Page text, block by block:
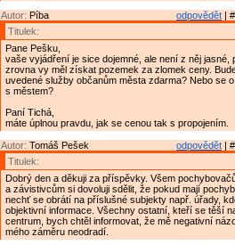
odpovědět |
Autor: Píba
Titulek:
Pane Pešku,
vaše vyjádření je sice dojemné, ale není z něj jasné,
zrovna vy měl získat pozemek za zlomek ceny.
uvedené služby občanům města zdarma? Nebo se
s městem?
Paní Tichá,
máte úplnou pravdu, jak se cenou tak s propojením.
odpovědět |
Autor: Tomáš Pešek
Titulek:
Dobrý den a děkuji za příspěvky. Všem
a závistivcům si dovoluji sdělit, že pokud mají
nechť se obrátí na příslušné subjekty např. úřady,
objektivní informace. Všechny ostatní, kteří se těší
centrum, bych chtěl informovat, že mě negativní
mého záměru neodradí.